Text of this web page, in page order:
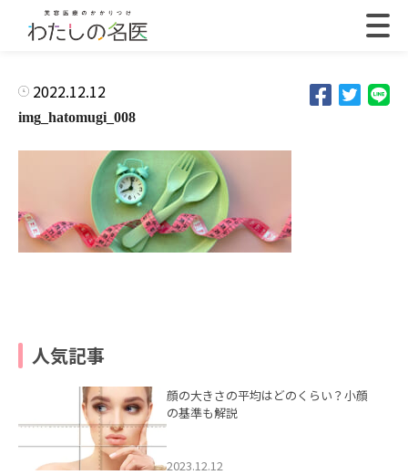
2022.12.12
img_hatomugi_008
人気記事
顔の大きさの平均はどのくらい？小顔
の基準も解説
2023.12.12